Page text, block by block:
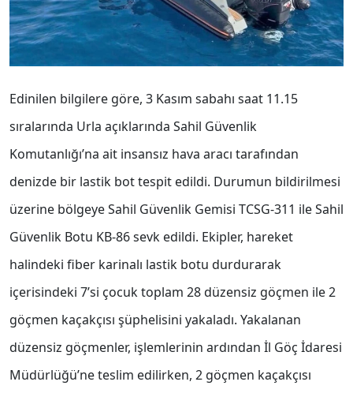
Edinilen bilgilere göre, 3 Kasım sabahı saat 11.15
sıralarında Urla açıklarında Sahil Güvenlik
Komutanlığı’na ait insansız hava aracı tarafından
denizde bir lastik bot tespit edildi. Durumun bildirilmesi
üzerine bölgeye Sahil Güvenlik Gemisi TCSG-311 ile Sahil
Güvenlik Botu KB-86 sevk edildi. Ekipler, hareket
halindeki fiber karinalı lastik botu durdurarak
içerisindeki 7’si çocuk toplam 28 düzensiz göçmen ile 2
göçmen kaçakçısı şüphelisini yakaladı. Yakalanan
düzensiz göçmenler, işlemlerinin ardından İl Göç İdaresi
Müdürlüğü’ne teslim edilirken, 2 göçmen kaçakçısı